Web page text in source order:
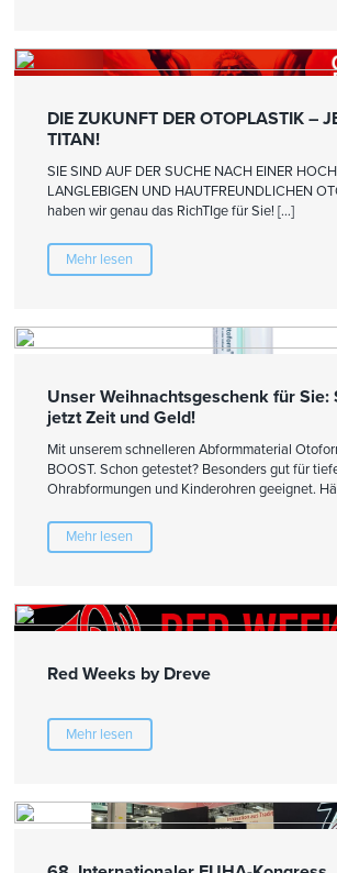
DIE ZUKUNFT DER OTOPLASTIK –
TITAN!
SIE SIND AUF DER SUCHE NACH EINER
LANGLEBIGEN UND HAUTFREUNDLICHEN
haben wir genau das RichTIge für Sie! […]
Mehr lesen
Unser Weihnachtsgeschenk für Sie:
jetzt Zeit und Geld!
Mit unserem schnelleren Abformmaterial
BOOST. Schon getestet? Besonders gut für
Ohrabformungen und Kinderohren geeignet.
Mehr lesen
Red Weeks by Dreve
Mehr lesen